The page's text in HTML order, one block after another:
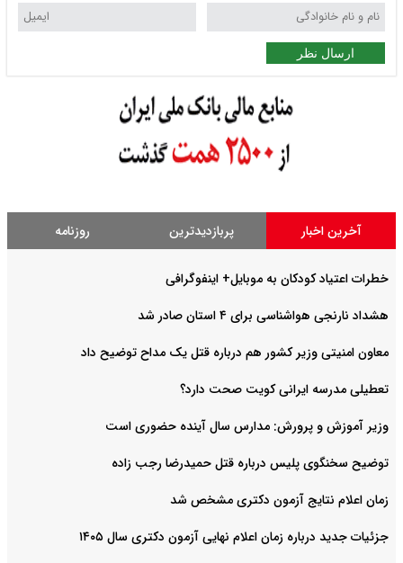
ارسال نظر
آخرین اخبار پربازدیدترین روزنامه
خطرات اعتیاد کودکان به موبایل+ اینفوگرافی
هشداد نارنجی هواشناسی برای ۴ استان صادر شد
معاون امنیتی وزیر کشور هم درباره قتل یک مداح توضیح داد
تعطیلی مدرسه ایرانی کویت صحت دارد؟
وزیر آموزش و پرورش: مدارس سال آینده حضوری است
توضیح سخنگوی پلیس درباره قتل حمیدرضا رجب زاده
زمان اعلام نتایج آزمون دکتری مشخص شد
جزئیات جدید درباره زمان اعلام نهایی آزمون دکتری سال ۱۴۰۵